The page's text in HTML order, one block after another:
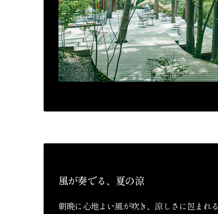
風が奏でる、夏の涼
朝晩に心地よい風が吹き、涼しさに包まれる